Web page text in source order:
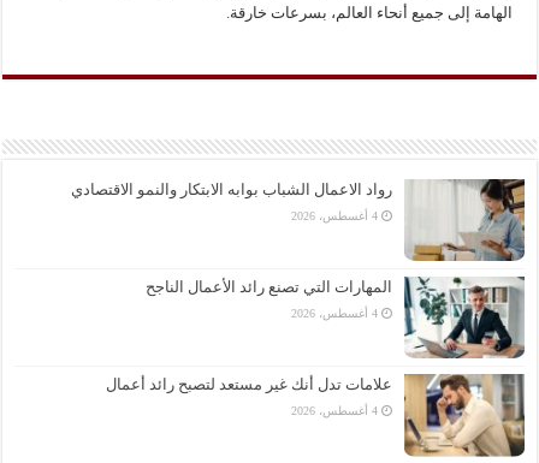
الهامة إلى جميع أنحاء العالم، بسرعات خارقة.
رواد الاعمال الشباب بوابه الابتكار والنمو الاقتصادي
4 أغسطس، 2026
المهارات التي تصنع رائد الأعمال الناجح
4 أغسطس، 2026
علامات تدل أنك غير مستعد لتصبح رائد أعمال
4 أغسطس، 2026